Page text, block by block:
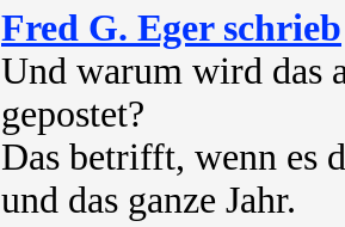
Fred G. Eger schrieb
Und warum wird das
gepostet?
Das betrifft, wenn es
und das ganze Jahr.